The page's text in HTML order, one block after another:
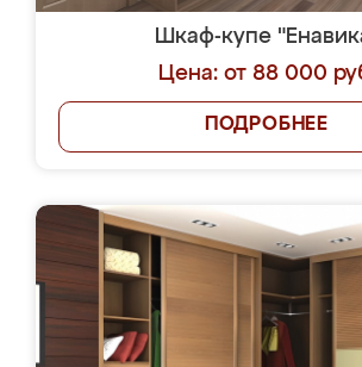
Шкаф-купе
Цена: от 88 000
ПОДРОБНЕЕ